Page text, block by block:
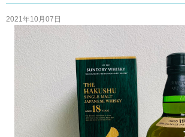
2021年10月07日